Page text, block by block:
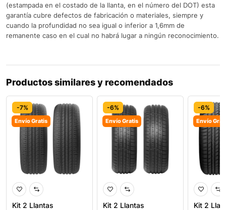
(estampada en el costado de la llanta, en el número del DOT) esta
garantía cubre defectos de fabricación o materiales, siempre y
cuando la profundidad no sea igual o inferior a 1,6mm de
remanente caso en el cual no habrá lugar a ningún reconocimiento.
Productos similares y recomendados
-7%
Envío Gratis
Kit 2 Llantas
-6%
Envío Gratis
Kit 2 Llantas
-6%
Envío
Kit 2